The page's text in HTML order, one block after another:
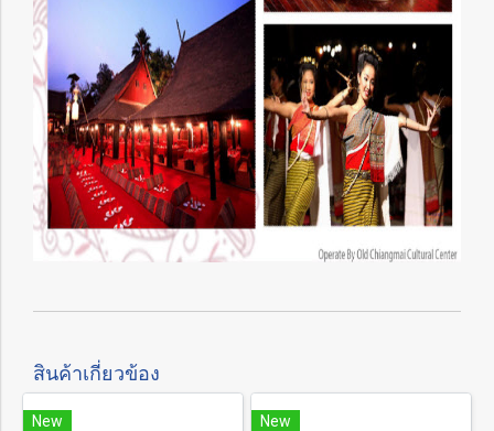
สินค้าเกี่ยวข้อง
New New